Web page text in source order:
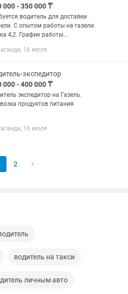
000 - 350 000 ₸
водитель для доставки
С опытом работы на газели.
4,2. График работы
16 июля
экспедитор
000 - 400 000 ₸
экспедитор на Газель.
продуктов питания
16 июля
2
водитель на такси
личным авто